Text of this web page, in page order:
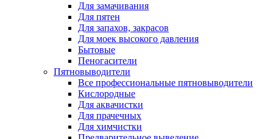
Для замачивания
Для пятен
Для запахов, закрасов
Для моек высокого давления
Бытовые
Пеногасители
Пятновыводители
Все профессиональные пятновыводители
Кислородные
Для аквачистки
Для прачечных
Для химчистки